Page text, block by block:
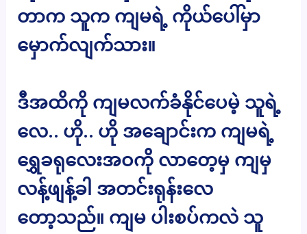
တာက သူက ကျမရဲ့ ကိုယ်ပေါ်မှာ
မှောက်လျက်သား။
ဒီအထိကို ကျမလက်ခံနိုင်ပေမဲ့ သူရဲ့
လေ.. ဟို.. ဟို အချောင်းက ကျမရဲ့
ရွှေခရုလေးအဝကို လာတေ့မှ ကျမှ
လန့်ဖျန့်ခါ အတင်းရုန်းလေ
တော့သည်။ ကျမ ပါးစပ်ကလဲ သူ